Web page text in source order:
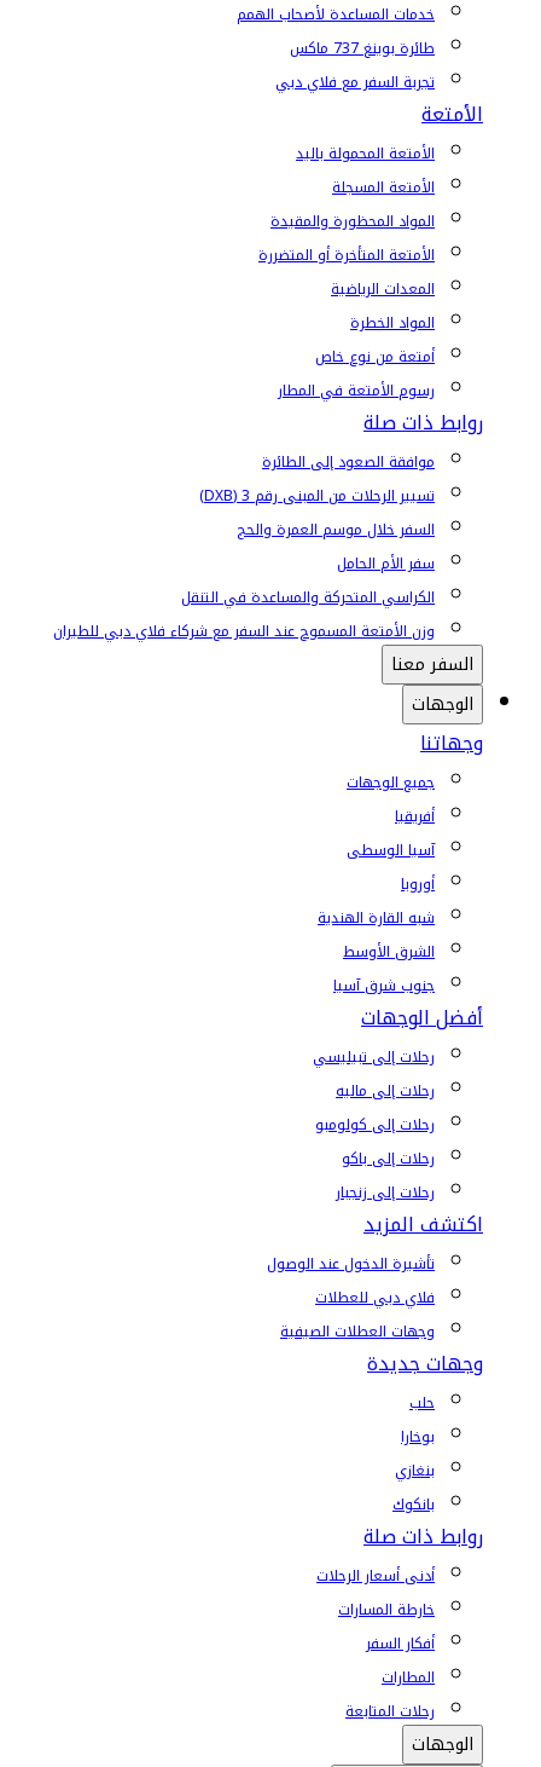
خدمات المساعدة لأصحاب الهمم
طائرة بوينغ 737 ماكس
تجربة السفر مع فلاي دبي
الأمتعة
الأمتعة المحمولة باليد
الأمتعة المسجلة
المواد المحظورة والمقيدة
الأمتعة المتأخرة أو المتضررة
المعدات الرياضية
المواد الخطرة
أمتعة من نوع خاص
رسوم الأمتعة في المطار
روابط ذات صلة
موافقة الصعود إلى الطائرة
تسيير الرحلات من المبنى رقم 3 (DXB)
السفر خلال موسم العمرة والحج
سفر الأم الحامل
الكراسي المتحركة والمساعدة في التنقل
وزن الأمتعة المسموح عند السفر مع شركاء فلاي دبي للطيران
السفر معنا
الوجهات
وجهاتنا
جميع الوجهات
أفريقيا
آسيا الوسطى
أوروبا
شبه القارة الهندية
الشرق الأوسط
جنوب شرق آسيا
أفضل الوجهات
رحلات إلى تبيليسي
رحلات إلى ماليه
رحلات إلى كولومبو
رحلات إلى باكو
رحلات إلى زنجبار
اكتشف المزيد
تأشيرة الدخول عند الوصول
فلاي دبي للعطلات
وجهات العطلات الصيفية
وجهات جديدة
حلب
بوخارا
بنغازي
بانكوك
روابط ذات صلة
أدنى أسعار الرحلات
خارطة المسارات
أفكار السفر
المطارات
رحلات المتابعة
الوجهات